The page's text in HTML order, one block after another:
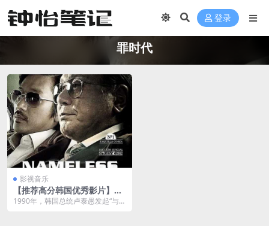
登录
罪时代
影视音乐
【推荐高分韩国优秀影片】与
犯罪的战争：坏家伙的全盛时
1990年，韩国总统卢泰愚发起“与犯